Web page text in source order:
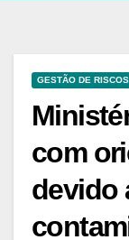
GESTÃO DE
com
devido